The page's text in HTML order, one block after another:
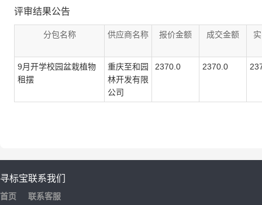
评审结果公告
分包名称 供应商名称 报价金额 成交金额
9月开学校园盆栽植物
租摆
重庆至和园
林开发有限
公司
2370.0 2370.0
寻标宝
首页
联系我们
联系客服